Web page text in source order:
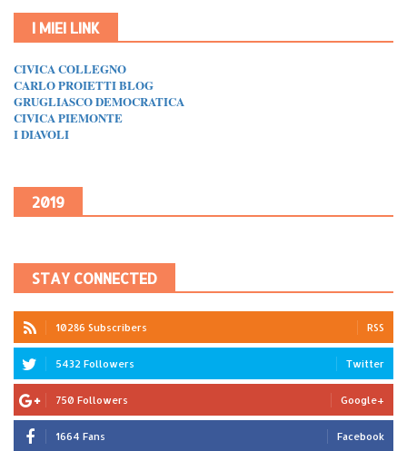
I MIEI LINK
CIVICA COLLEGNO
CARLO PROIETTI BLOG
GRUGLIASCO DEMOCRATICA
CIVICA PIEMONTE
I DIAVOLI
2019
STAY CONNECTED
10286 Subscribers RSS
5432 Followers Twitter
750 Followers Google+
1664 Fans Facebook